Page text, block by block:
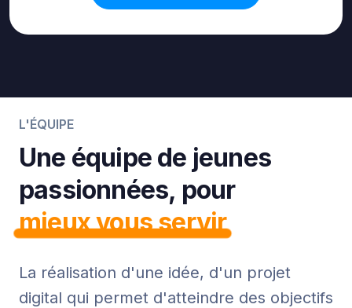
L'ÉQUIPE
Une équipe de jeunes
passionnées, pour
mieux vous servir
La réalisation d'une idée, d'un projet
digital qui permet d'atteindre des objectifs